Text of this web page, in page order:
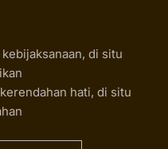
di situ
hati, di situ